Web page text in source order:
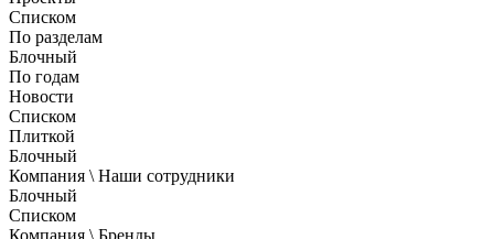
Списком
По разделам
Блочный
По годам
Новости
Списком
Плиткой
Блочный
Компания \ Наши сотрудники
Блочный
Списком
Компания \ Бренды